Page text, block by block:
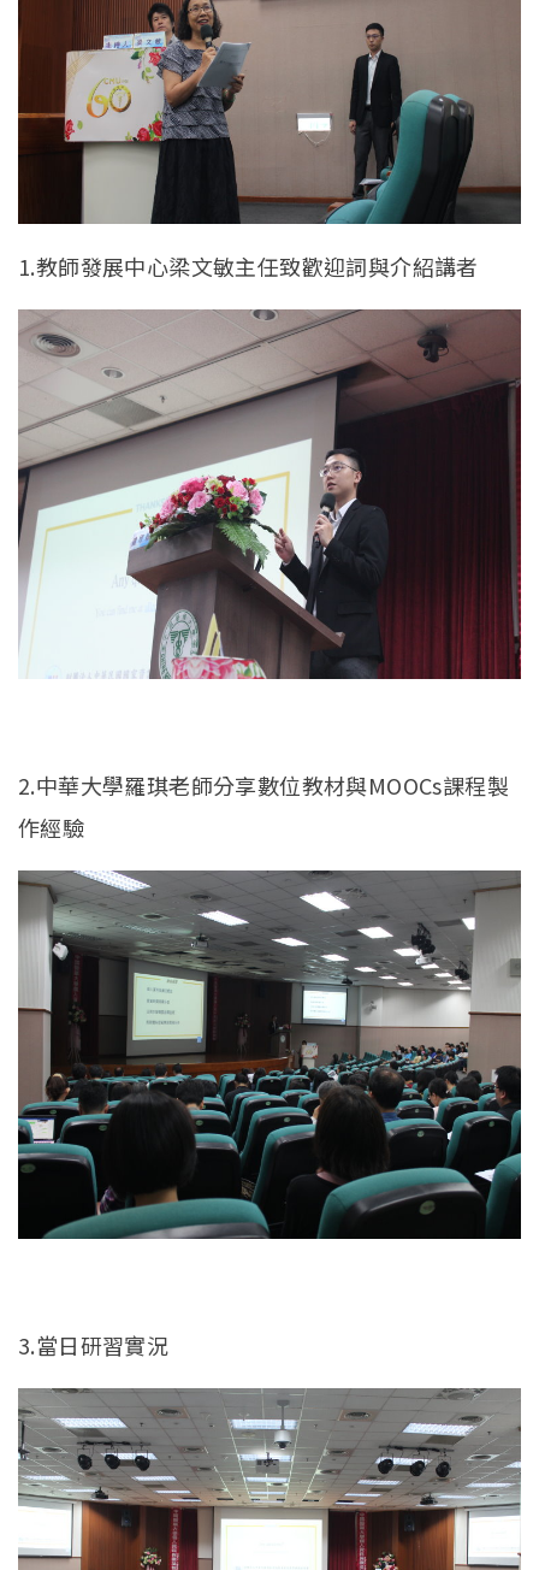
1.教師發展中心梁文敏主任致歡迎詞與介紹講者
2.中華大學羅琪老師分享數位教材與MOOCs課程製
作經驗
3.當日研習實況